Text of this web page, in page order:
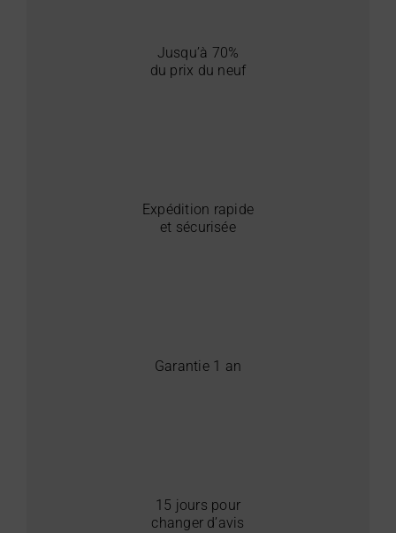
Jusqu’à 70%
du prix du neuf
Expédition rapide
et sécurisée
Garantie 1 an
15 jours pour
changer d’avis